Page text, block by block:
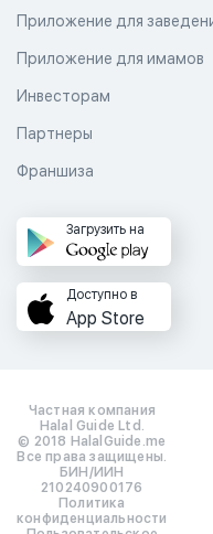
Приложение для
Приложение для имамов
Инвесторам
Партнеры
Франшиза
Загрузить на
Доступно в
App Store
Частная компания
Halal Guide Ltd.
© 2018 HalalGuide.me
Все права защищены.
БИН/ИИН
210240900176
Политика
конфиденциальности